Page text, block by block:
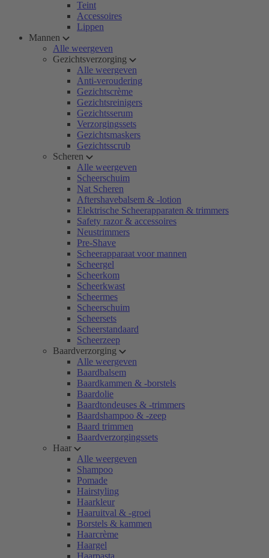
Teint
Accessoires
Lippen
Mannen
Alle weergeven
Gezichtsverzorging
Alle weergeven
Anti-veroudering
Gezichtscrème
Gezichtsreinigers
Gezichtsserum
Verzorgingssets
Gezichtsmaskers
Gezichtsscrub
Scheren
Alle weergeven
Scheerschuim
Nat Scheren
Aftershavebalsem & -lotion
Elektrische Scheerapparaten & trimmers
Safety razor & accessoires
Neustrimmers
Pre-Shave
Scheerapparaat voor mannen
Scheergel
Scheerkom
Scheerkwast
Scheermes
Scheerschuim
Scheersets
Scheerstandaard
Scheerzeep
Baardverzorging
Alle weergeven
Baardbalsem
Baardkammen & -borstels
Baardolie
Baardtondeuses & -trimmers
Baardshampoo & -zeep
Baard trimmen
Baardverzorgingssets
Haar
Alle weergeven
Shampoo
Pomade
Hairstyling
Haarkleur
Haaruitval & -groei
Borstels & kammen
Haarcrème
Haargel
Haarpasta